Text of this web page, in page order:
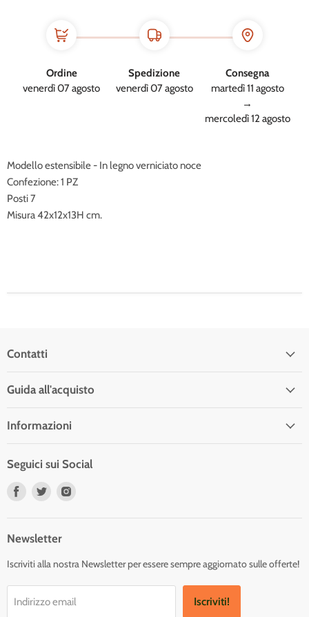
Ordine
venerdì 07 agosto
Spedizione
venerdì 07 agosto
Consegna
martedì 11 agosto
→
mercoledì 12 agosto
Modello estensibile - In legno verniciato noce
Confezione: 1 PZ
Posti 7
Misura 42x12x13H cm.
Contatti
Guida all'acquisto
Informazioni
Seguici sui Social
Trovaci
Trovaci
Newsletter
Iscriviti alla nostra Newsletter per essere sempre aggiornato sulle offerte!
Indirizzo email Iscriviti!